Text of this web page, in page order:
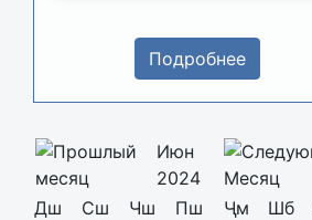
Подробнее
Июн
2024
Дш
Сш Чш Пш Ҷм Шб